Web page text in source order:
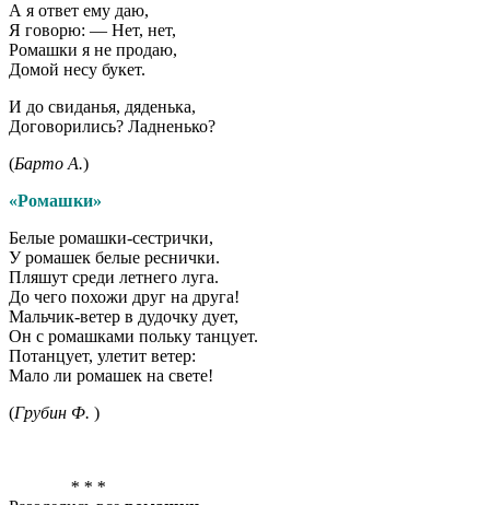
А я ответ ему даю,
Я говорю: — Нет, нет,
Ромашки я не продаю,
Домой несу букет.
И до свиданья, дяденька,
Договорились? Ладненько?
(Барто А.)
«Ромашки»
Белые ромашки-сестрички,
У ромашек белые реснички.
Пляшут среди летнего луга.
До чего похожи друг на друга!
Мальчик-ветер в дудочку дует,
Он с ромашками польку танцует.
Потанцует, улетит ветер:
Мало ли ромашек на свете!
(Грубин Ф. )
* * *